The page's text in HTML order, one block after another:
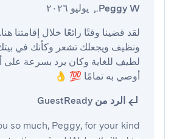
Peggy W.
, يوليو ٢٠٢٦
أوصي به تمامًا 💯 👌
الرد من GuestReady
so much, Peggy, for your kind